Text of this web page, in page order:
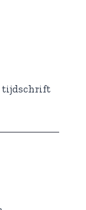
tijdschrift